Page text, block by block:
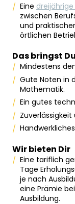
Eine
zwischen
und
örtlichen
Das bringst
Mindestens
Gute Noten in
Mathematik.
Ein gutes
Wir bieten Dir
Eine tariflich
Tage
je nach
eine Prämie
Ausbildung.